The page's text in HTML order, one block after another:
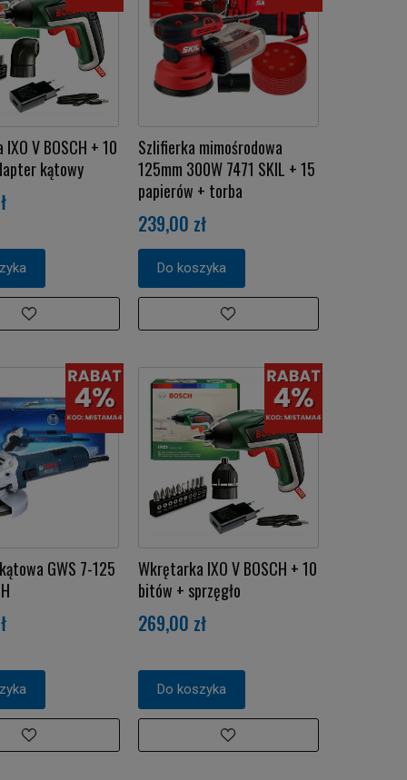
V BOSCH + 10
kątowy
Szlifierka mimośrodowa
125mm 300W 7471 SKIL + 15
papierów + torba
239,00 zł
Do koszyka
GWS 7-125
Wkrętarka IXO V BOSCH + 10
bitów + sprzęgło
269,00 zł
Do koszyka